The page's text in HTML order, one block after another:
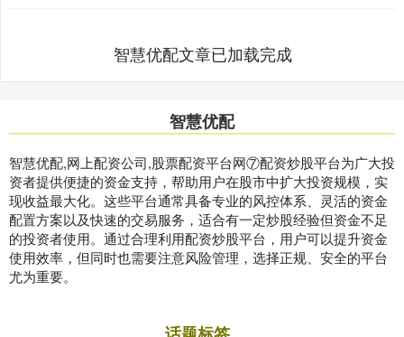
智慧优配文章已加载完成
智慧优配
智慧优配,网上配资公司,股票配资平台网⑦配资炒股平台为广大投
资者提供便捷的资金支持，帮助用户在股市中扩大投资规模，实
现收益最大化。这些平台通常具备专业的风控体系、灵活的资金
配置方案以及快速的交易服务，适合有一定炒股经验但资金不足
的投资者使用。通过合理利用配资炒股平台，用户可以提升资金
使用效率，但同时也需要注意风险管理，选择正规、安全的平台
尤为重要。